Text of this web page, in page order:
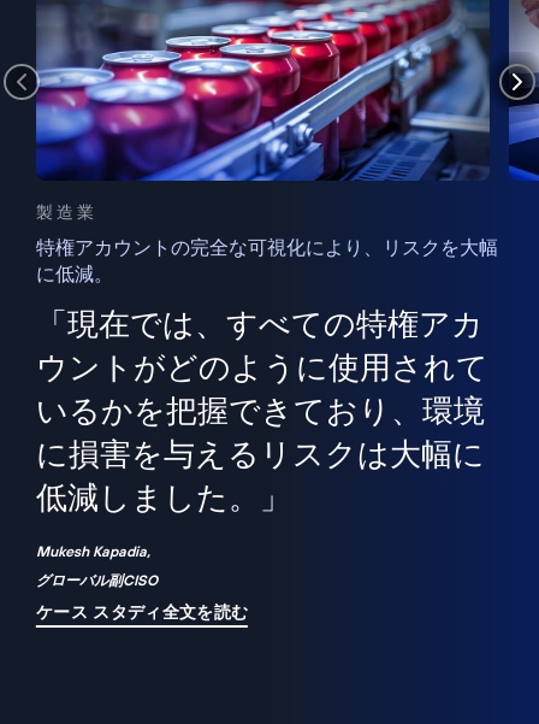
製造業
特権アカウントの完全な可視化により、リスクを大幅
に低減。
「現在では、すべての特権アカ
ウントがどのように使用されて
いるかを把握できており、環境
に損害を与えるリスクは大幅に
低減しました。」
Mukesh Kapadia,
グローバル副CISO
ケース スタディ全文を読む